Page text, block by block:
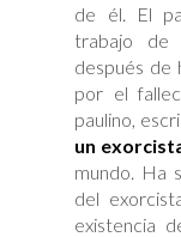
de él. El
trabajo de
después de
por el
paulino,
un
mundo. Ha
del
existencia